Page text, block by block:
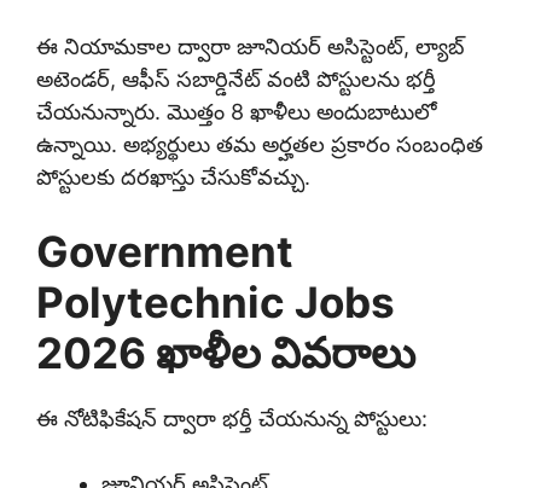
ఈ నియామకాల ద్వారా జూనియర్ అసిస్టెంట్, ల్యాబ్
అటెండర్, ఆఫీస్ సబార్డినేట్ వంటి పోస్టులను భర్తీ
చేయనున్నారు. మొత్తం 8 ఖాళీలు అందుబాటులో
ఉన్నాయి. అభ్యర్థులు తమ అర్హతల ప్రకారం సంబంధిత
పోస్టులకు దరఖాస్తు చేసుకోవచ్చు.
Government
Polytechnic Jobs
2026 ఖాళీల వివరాలు
ఈ నోటిఫికేషన్ ద్వారా భర్తీ చేయనున్న పోస్టులు: